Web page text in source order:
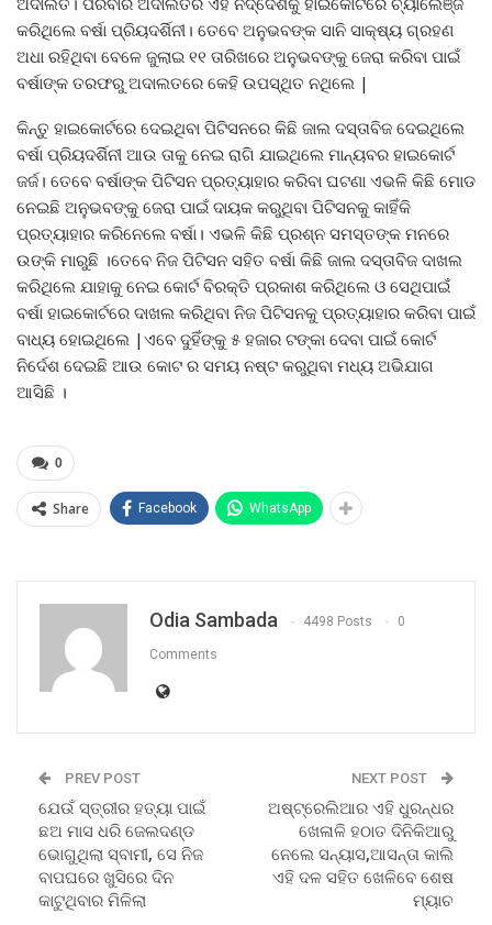
କରିଥିଲେ ବର୍ଷା ପ୍ରିୟଦର୍ଶିନୀ। ତେବେ ଅନୁଭବଙ୍କ ସାନି ସାକ୍ଷ୍ୟ ଗ୍ରହଣ
ଅଧା ରହିଥିବା ବେଳେ ଜୁଲାଇ ୧୧ ତାରିଖରେ ଅନୁଭବଙ୍କୁ ଜେରା କରିବା ପାଇଁ
ବର୍ଷାଙ୍କ ତରଫରୁ ଅଦାଲତରେ କେହି ଉପସ୍ଥିତ ନଥିଲେ |
କିନ୍ତୁ ହାଇକୋର୍ଟରେ ଦେଇଥିବା ପିଟିସନରେ କିଛି ଜାଲ ଦସ୍ତାବିଜ ଦେଇଥିଲେ
ବର୍ଷା ପ୍ରିୟଦର୍ଶିନୀ ଆଉ ତାକୁ ନେଇ ରାଗି ଯାଇଥିଲେ ମାନ୍ୟବର ହାଇକୋର୍ଟ
ଜର୍ଜ। ତେବେ ବର୍ଷାଙ୍କ ପିଟିସନ ପ୍ରତ୍ୟାହାର କରିବା ଘଟଣା ଏଭଳି କିଛି ମୋଡ
ନେଇଛି ଅନୁଭବଙ୍କୁ ଜେରା ପାଇଁ ଦାୟକ କରୁଥିବା ପିଟିସନକୁ କାହିଁକି
ପ୍ରତ୍ୟାହାର କରିନେଲେ ବର୍ଷା। ଏଭଳି କିଛି ପ୍ରଶ୍ନ ସମସ୍ତଙ୍କ ମନରେ
ଉଙ୍କି ମାରୁଛି ।ତେବେ ନିଜ ପିଟିସନ ସହିତ ବର୍ଷା କିଛି ଜାଲ ଦସ୍ତାବିଜ ଦାଖଲ
କରିଥିଲେ ଯାହାକୁ ନେଇ କୋର୍ଟ ବିରକ୍ତି ପ୍ରକାଶ କରିଥିଲେ ଓ ସେଥିପାଇଁ
ବର୍ଷା ହାଇକୋର୍ଟରେ ଦାଖଲ କରିଥିବା ନିଜ ପିଟିସନକୁ ପ୍ରତ୍ୟାହାର କରିବା ପାଇଁ
ବାଧ୍ୟ ହୋଇଥିଲେ |ଏବେ ଦୁହିଁଙ୍କୁ ୫ ହଜାର ଟଙ୍କା ଦେବା ପାଇଁ କୋର୍ଟ
ନିର୍ଦେଶ ଦେଇଛି ଆଉ କୋଟ ର ସମୟ ନଷ୍ଟ କରୁଥିବା ମଧ୍ୟ ଅଭିଯାଗ
ଆସିଛି ।
0
Share Facebook WhatsApp
Odia Sambada 4498 Posts 0
Comments
PREV POST
ଯେଉଁ ସ୍ତ୍ରୀର ହତ୍ୟା ପାଇଁ
ଛଅ ମାସ ଧରି ଜେଲଦଣ୍ଡ
ଭୋଗୁଥିଲା ସ୍ବାମୀ, ସେ ନିଜ
ବାପଘରେ ଖୁସିରେ ଦିନ
କାଟୁଥିବାର ମିଳିଲା
NEXT POST
ଅଷ୍ଟ୍ରେଲିଆର ଏହି ଧୁରନ୍ଧର
ଖେଳାଳି ହଠାତ ଦିନିକିଆରୁ
ନେଲେ ସନ୍ୟାସ,ଆସନ୍ତା କାଲି
ଏହି ଦଳ ସହିତ ଖେଳିବେ ଶେଷ
ମ୍ୟାଚ